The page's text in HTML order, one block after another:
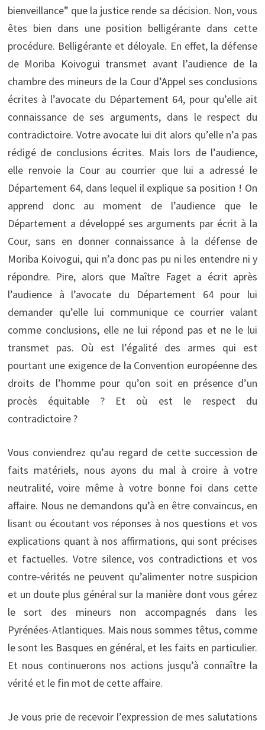
bienveillance” que la justice rende sa décision. Non, vous
êtes bien dans une position belligérante dans cette
procédure. Belligérante et déloyale. En effet, la défense
de Moriba Koivogui transmet avant l’audience de la
chambre des mineurs de la Cour d’Appel ses conclusions
écrites à l’avocate du Département 64, pour qu’elle ait
connaissance de ses arguments, dans le respect du
contradictoire. Votre avocate lui dit alors qu’elle n’a pas
rédigé de conclusions écrites. Mais lors de l’audience,
elle renvoie la Cour au courrier que lui a adressé le
Département 64, dans lequel il explique sa position ! On
apprend donc au moment de l’audience que le
Département a développé ses arguments par écrit à la
Cour, sans en donner connaissance à la défense de
Moriba Koivogui, qui n’a donc pas pu ni les entendre ni y
répondre. Pire, alors que Maître Faget a écrit après
l’audience à l’avocate du Département 64 pour lui
demander qu’elle lui communique ce courrier valant
comme conclusions, elle ne lui répond pas et ne le lui
transmet pas. Où est l’égalité des armes qui est
pourtant une exigence de la Convention européenne des
droits de l’homme pour qu’on soit en présence d’un
procès équitable ? Et où est le respect du
contradictoire ?
Vous conviendrez qu’au regard de cette succession de
faits matériels, nous ayons du mal à croire à votre
neutralité, voire même à votre bonne foi dans cette
affaire. Nous ne demandons qu’à en être convaincus, en
lisant ou écoutant vos réponses à nos questions et vos
explications quant à nos affirmations, qui sont précises
et factuelles. Votre silence, vos contradictions et vos
contre-vérités ne peuvent qu’alimenter notre suspicion
et un doute plus général sur la manière dont vous gérez
le sort des mineurs non accompagnés dans les
Pyrénées-Atlantiques. Mais nous sommes têtus, comme
le sont les Basques en général, et les faits en particulier.
Et nous continuerons nos actions jusqu’à connaître la
vérité et le fin mot de cette affaire.
Je vous prie de recevoir l’expression de mes salutations